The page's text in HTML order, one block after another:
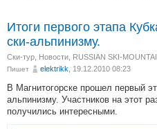
Итоги первого этапа
ски-альпинизму.
Ски-тур Новости RUSSIAN SKI-
Пишет elektrikk , 19.12.2010 08:23
В Магнитогорске прошел первый
альпинизму. Участников на этот
получились интересными.